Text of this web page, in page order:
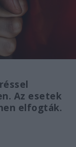
Az esetek
elfogták.